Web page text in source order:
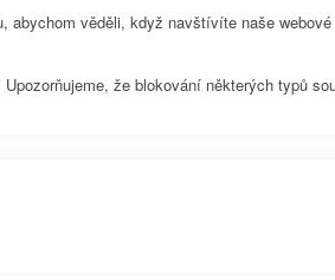
věděli, když navštívíte naše
že blokování některých typů